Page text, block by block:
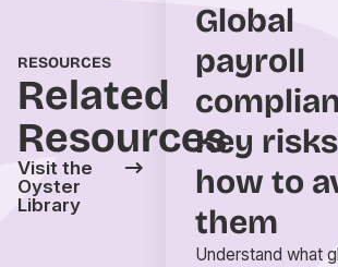
RESOURCES
Related
Resources
Visit the
Oyster
Library
Global
payroll
Key
how to
them
Understand what